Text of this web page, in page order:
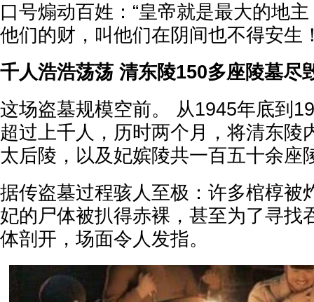
口号煽动百姓：“皇帝就是最大的地
他们的财，叫他们在阴间也不得安生
千人浩浩荡荡 清东陵150多座陵墓尽
这场盗墓规模空前。 从1945年底到
超过上千人，历时两个月，将清东陵
太后陵，以及妃嫔陵共一百五十余座
据传盗墓过程骇人至极：许多棺椁被
妃的尸体被扒得赤裸，甚至为了寻找
体剖开，场面令人发指。